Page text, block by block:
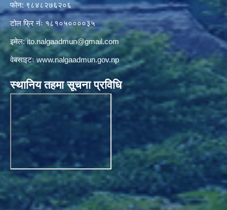
फोन: ९८४८२७६२०६
टोल फ्रि नंः १८१०५००००३५
इमेल:ito.nalgaadmun@gmail.com
वेबसाइटःwww.nalgaadmun.gov.np
स्थानिय तहमा सूचना प्रविधि